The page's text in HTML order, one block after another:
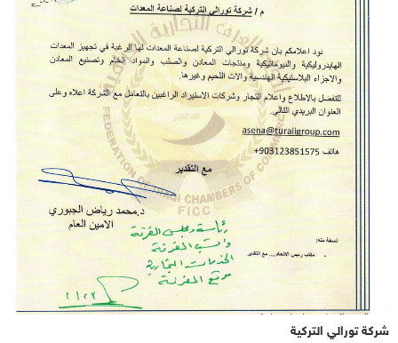
شركة تورالي التركية